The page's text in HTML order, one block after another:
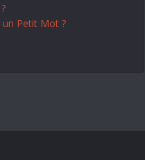
Petit Mot ?